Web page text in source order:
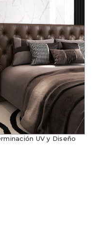
UV y Diseño